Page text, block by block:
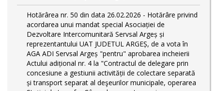
Hotărârea nr. 50 din data 26.02.2026 - Hotărâre privind
acordarea unui mandat special Asociației de
Dezvoltare Intercomunitară Servsal Argeș și
reprezentantului UAT JUDETUL ARGEȘ, de a vota în
AGA ADI Servsal Argeș "pentru" aprobarea incheierii
Actului adițional nr. 4 la "Contractul de delegare prin
concesiune a gestiunii activității de colectare separată
și transport separat al deşeurilor municipale, operarea